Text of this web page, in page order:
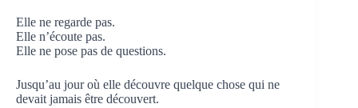
Elle ne regarde pas.
Elle n’écoute pas.
Elle ne pose pas de questions.
Jusqu’au jour où elle découvre quelque chose qui ne
devait jamais être découvert.